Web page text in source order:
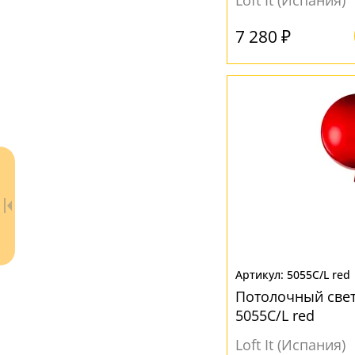
7 280 ₽
5055C/L red
Потолочный
5055C/L red
Loft It (Испания)